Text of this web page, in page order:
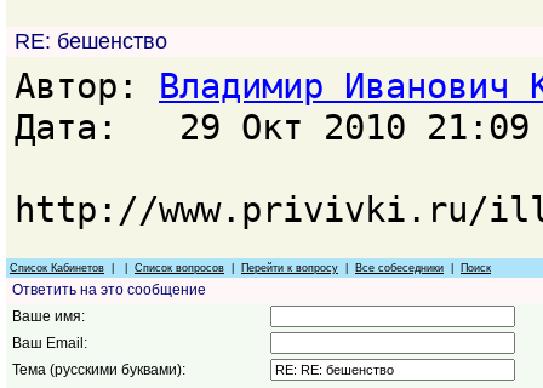
RE: бешенство
Автор: Владимир Иванович
Дата: 29 Окт 2010 21:09
http://www.privivki.ru/
Список Кабинетов Список вопросов Перейти к вопросу Все собеседники Поиск
Ответить на это сообщение
Ваше имя:
Ваш Email:
Тема (русскими буквами):